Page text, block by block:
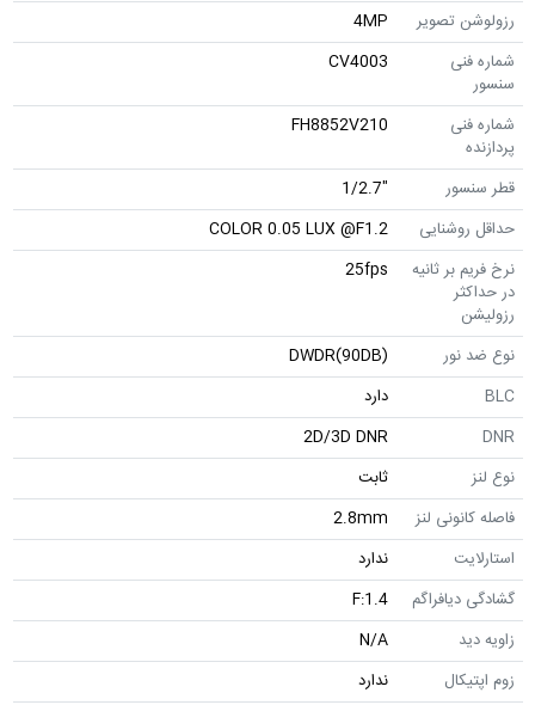
رزولوشن تصویر
4MP
شماره فنی
سنسور
CV4003
شماره فنی
پردازنده
FH8852V210
قطر سنسور
"1/2.7
حداقل روشنایی
COLOR 0.05 LUX @F1.2
نرخ فریم بر ثانیه
در حداکثر
رزولیشن
25fps
نوع ضد نور
DWDR(90DB)
BLC
دارد
DNR
2D/3D DNR
نوع لنز
ثابت
فاصله کانونی لنز
2.8mm
استارلایت
ندارد
گشادگی دیافراگم
F:1.4
زاویه دید
N/A
زوم اپتیکال
ندارد